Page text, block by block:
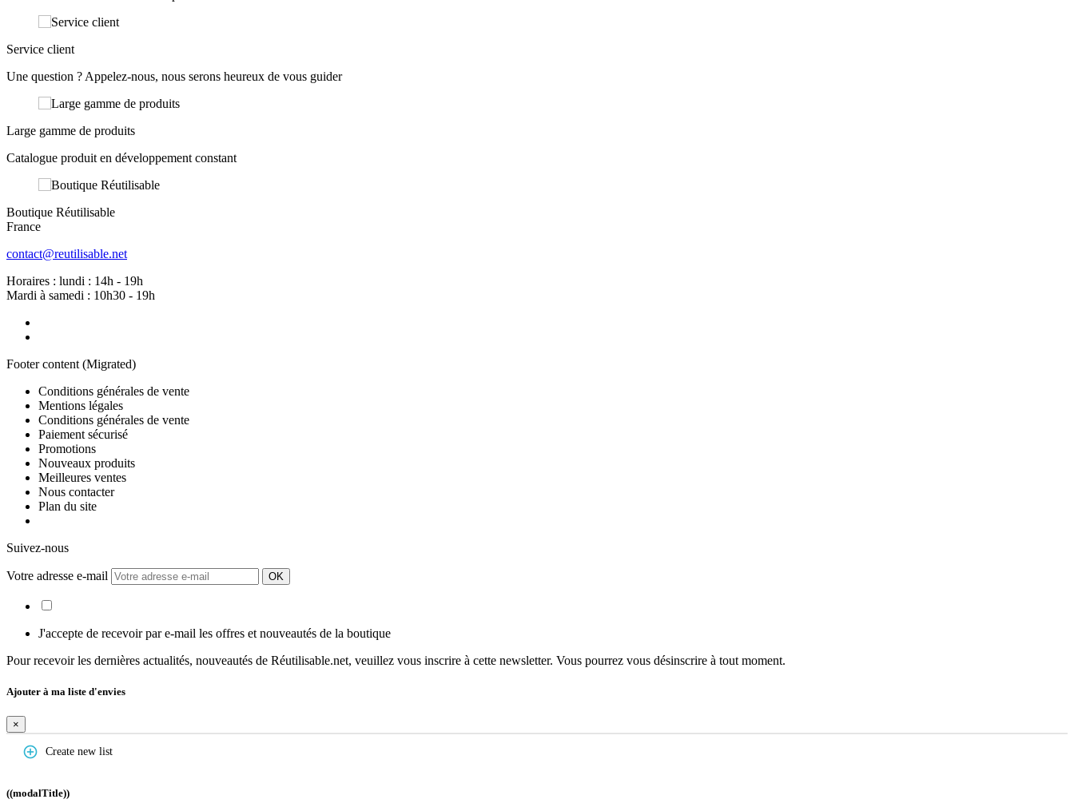
Service client
Une question ? Appelez-nous, nous serons heureux de vous guider
Large gamme de produits
Catalogue produit en développement constant
Boutique Réutilisable
France
contact@reutilisable.net
Horaires : lundi : 14h - 19h
Mardi à samedi : 10h30 - 19h
Footer content (Migrated)
Conditions générales de vente
Mentions légales
Conditions générales de vente
Paiement sécurisé
Promotions
Nouveaux produits
Meilleures ventes
Nous contacter
Plan du site
Suivez-nous
Votre adresse e-mail
J'accepte de recevoir par e-mail les offres et nouveautés de la boutique
Pour recevoir les dernières actualités, nouveautés de Réutilisable.net, veuillez vous inscrire à cette newsletter. Vous pourrez vous désinscrire à tout moment.
Ajouter à ma liste d'envies
×
add_circle_outline Create new list
((modalTitle))